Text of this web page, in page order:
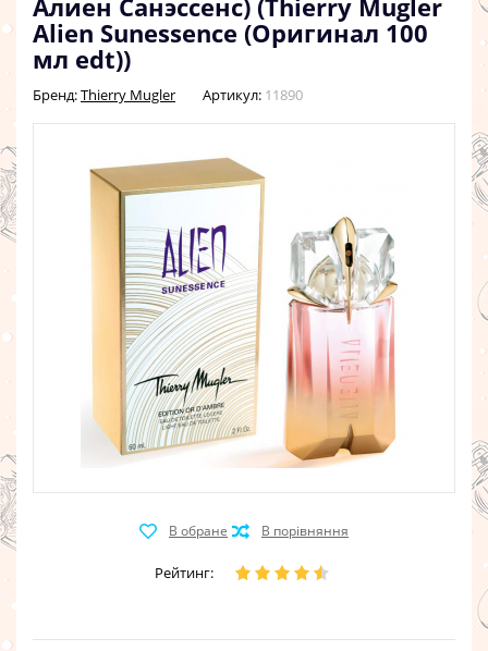
Алиен Санэссенс) (Thierry Mugler
Alien Sunessence (Оригинал 100
мл edt))
Бренд:Thierry Mugler Артикул: 11890
Рейтинг: